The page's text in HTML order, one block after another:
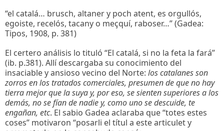
“el catalá… brusch, altaner y poch atent, es orgullós,
egoiste, recelós, tacany o meçquí, raboser…” (Gadea:
Tipos, 1908, p. 381)
El certero análisis lo tituló “El catalá, si no la feta la fará”
(ib. p.381). Allí descargaba su conocimiento del
insaciable y ansioso vecino del Norte: los catalanes son
zorros en los tratados comerciales, presumen de que no hay
tierra mejor que la suya y, por eso, se sienten superiores a los
demás, no se fían de nadie y, como uno se descuide, te
engañan, etc. El sabio Gadea aclaraba que “totes estes
coses” motivaron “posarli el títul a este articulet y